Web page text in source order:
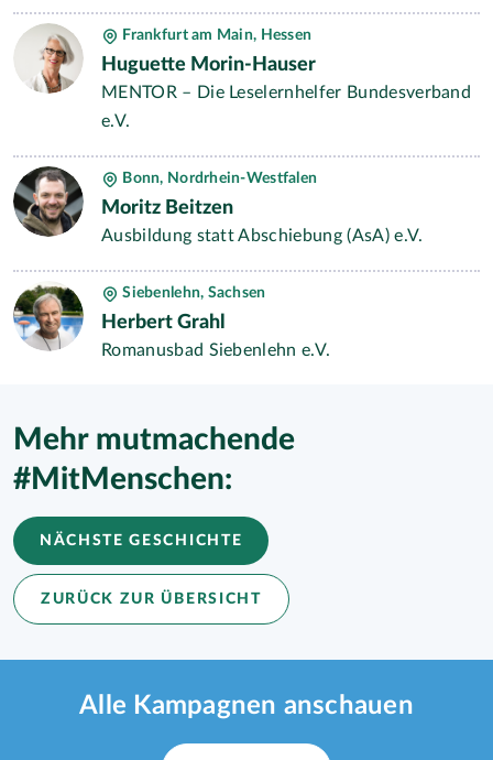
Frankfurt am Main, Hessen
Huguette Morin-Hauser
MENTOR – Die Leselernhelfer Bundesverband
e.V.
Bonn, Nordrhein-Westfalen
Moritz Beitzen
Ausbildung statt Abschiebung (AsA) e.V.
Siebenlehn, Sachsen
Herbert Grahl
Romanusbad Siebenlehn e.V.
Mehr mutmachende
#MitMenschen:
NÄCHSTE GESCHICHTE
ZURÜCK ZUR ÜBERSICHT
Alle Kampagnen anschauen